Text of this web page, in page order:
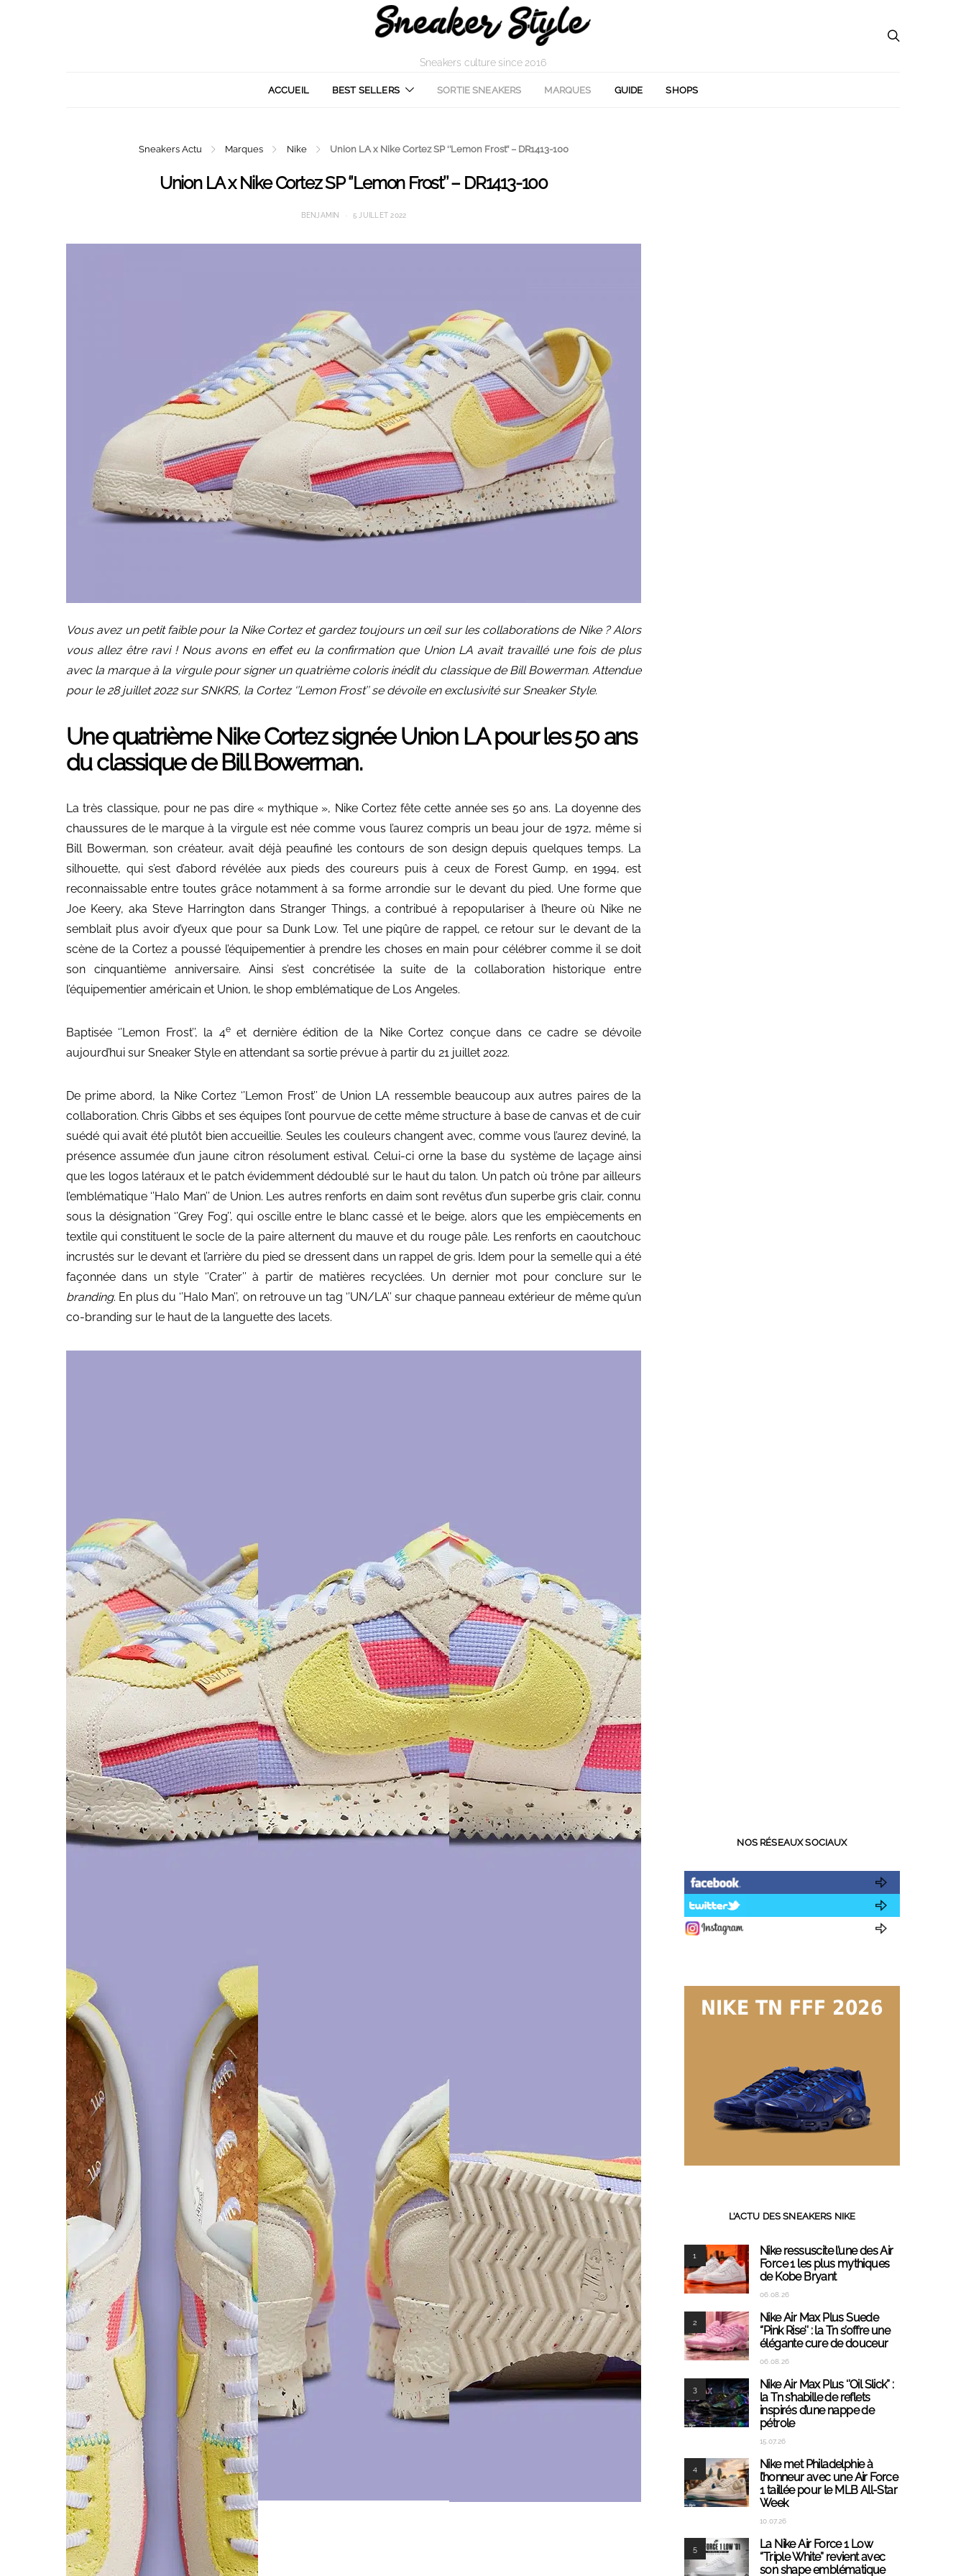
Sneakers culture since 2016
ACCUEIL BEST SELLERS SORTIE SNEAKERS MARQUES GUIDE SHOPS
Sneakers Actu Marques Nike Union LA x Nike Cortez SP ‘’Lemon Frost’’ – DR1413-100
Union LA x Nike Cortez SP ‘’Lemon Frost’’ – DR1413-100
BENJAMIN 5 JUILLET 2022
Vous avez un petit faible pour la Nike Cortez et gardez toujours un œil sur les collaborations de Nike ? Alors
vous allez être ravi ! Nous avons en effet eu la confirmation que Union LA avait travaillé une fois de plus
avec la marque à la virgule pour signer un quatrième coloris inédit du classique de Bill Bowerman. Attendue
pour le 28 juillet 2022 sur SNKRS, la Cortez ‘’Lemon Frost’’ se dévoile en exclusivité sur Sneaker Style.
Une quatrième Nike Cortez signée Union LA pour les 50 ans
du classique de Bill Bowerman.
La très classique, pour ne pas dire « mythique », Nike Cortez fête cette année ses 50 ans. La doyenne des
chaussures de le marque à la virgule est née comme vous l’aurez compris un beau jour de 1972, même si
Bill Bowerman, son créateur, avait déjà peaufiné les contours de son design depuis quelques temps. La
silhouette, qui s’est d’abord révélée aux pieds des coureurs puis à ceux de Forest Gump, en 1994, est
reconnaissable entre toutes grâce notamment à sa forme arrondie sur le devant du pied. Une forme que
Joe Keery, aka Steve Harrington dans Stranger Things, a contribué à repopulariser à l’heure où Nike ne
semblait plus avoir d’yeux que pour sa Dunk Low. Tel une piqûre de rappel, ce retour sur le devant de la
scène de la Cortez a poussé l’équipementier à prendre les choses en main pour célébrer comme il se doit
son cinquantième anniversaire. Ainsi s’est concrétisée la suite de la collaboration historique entre
l’équipementier américain et Union, le shop emblématique de Los Angeles.
Baptisée ‘’Lemon Frost’’, la 4eet dernière édition de la Nike Cortez conçue dans ce cadre se dévoile
aujourd’hui sur Sneaker Style en attendant sa sortie prévue à partir du 21 juillet 2022.
De prime abord, la Nike Cortez ‘’Lemon Frost’’ de Union LA ressemble beaucoup aux autres paires de la
collaboration. Chris Gibbs et ses équipes l’ont pourvue de cette même structure à base de canvas et de cuir
suédé qui avait été plutôt bien accueillie. Seules les couleurs changent avec, comme vous l’aurez deviné, la
présence assumée d’un jaune citron résolument estival. Celui-ci orne la base du système de laçage ainsi
que les logos latéraux et le patch évidemment dédoublé sur le haut du talon. Un patch où trône par ailleurs
l’emblématique ‘’Halo Man’’ de Union. Les autres renforts en daim sont revêtus d’un superbe gris clair, connu
sous la désignation ‘’Grey Fog’’, qui oscille entre le blanc cassé et le beige, alors que les empiècements en
textile qui constituent le socle de la paire alternent du mauve et du rouge pâle. Les renforts en caoutchouc
incrustés sur le devant et l’arrière du pied se dressent dans un rappel de gris. Idem pour la semelle qui a été
façonnée dans un style ‘’Crater’’ à partir de matières recyclées. Un dernier mot pour conclure sur le
branding. En plus du ‘’Halo Man’’, on retrouve un tag ‘’UN/LA’’ sur chaque panneau extérieur de même qu’un
co-branding sur le haut de la languette des lacets.
NOS RÉSEAUX SOCIAUX
L’ACTU DES SNEAKERS NIKE
1
Nike ressuscite l’une des Air
Force 1 les plus mythiques
de Kobe Bryant
06.08.26
2
Nike Air Max Plus Suede
‘’Pink Rise’’ : la Tn s’offre une
élégante cure de douceur
06.08.26
3
Nike Air Max Plus ‘’Oil Slick’’ :
la Tn s’habille de reflets
inspirés d’une nappe de
pétrole
15.07.26
4
Nike met Philadelphie à
l’honneur avec une Air Force
1 taillée pour le MLB All-Star
Week
10.07.26
5
La Nike Air Force 1 Low
‘’Triple White’’ revient avec
son shape emblématique